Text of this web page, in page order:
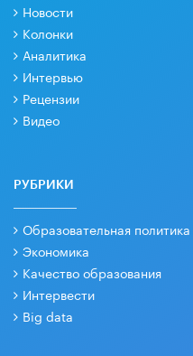
Новости
Колонки
Аналитика
Интервью
Рецензии
Видео
РУБРИКИ
Образовательная политика
Экономика
Качество образования
Интервести
Big data